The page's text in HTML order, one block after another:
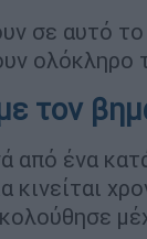
σε αυτό
ολόκληρο
τον
από ένα
κινείται